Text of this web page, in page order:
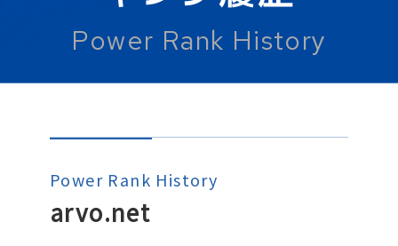
Power Rank History
Power Rank History
arvo.net